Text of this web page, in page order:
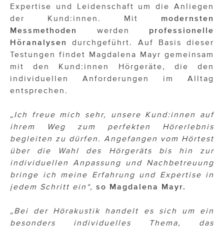
ÜBER UNS
PRESS CONTACT
Expertise und Leidenschaft um die Anliegen
der Kund:innen. Mit modernsten
Messmethoden
werden professionelle
Höranalysen
durchgeführt. Auf Basis dieser
Testungen findet Magdalena Mayr gemeinsam
mit den Kund:innen Hörgeräte, die den
individuellen Anforderungen im Alltag
entsprechen.
„Ich freue mich sehr, unsere Kund:innen auf
ihrem Weg zum perfekten Hörerlebnis
begleiten zu dürfen. Angefangen vom Hörtest
über die Wahl des Hörgeräts bis hin zur
individuellen Anpassung und Nachbetreuung
bringe ich meine Erfahrung und Expertise in
jedem Schritt ein“, so Magdalena Mayr.
„Bei der Hörakustik handelt es sich um ein
besonders individuelles Thema, das